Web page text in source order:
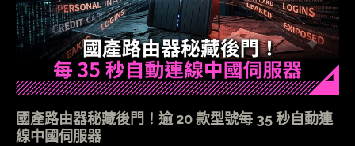
國產路由器秘藏後門！逾 20 款型號每 35 秒自動連
線中國伺服器